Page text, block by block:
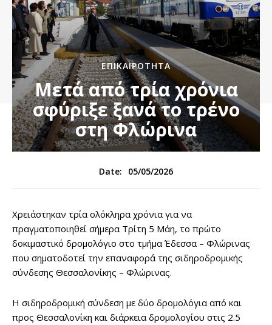
ΕΠΙΚΑΙΡΌΤΗΤΑ
Μετά από τρία χρόνια
σφύριξε ξανά το τρένο
στη Φλώρινα
Date: 05/05/2026
Χρειάστηκαν τρία ολόκληρα χρόνια για να
πραγματοποιηθεί σήμερα Τρίτη 5 Μάη, το πρώτο
δοκιμαστικό δρομολόγιο στο τμήμα Έδεσσα – Φλώρινας
που σηματοδοτεί την επαναφορά της σιδηροδρομικής
σύνδεσης Θεσσαλονίκης – Φλώρινας.
Η σιδηροδρομική σύνδεση με δύο δρομολόγια από και
προς Θεσσαλονίκη και διάρκεια δρομολογίου στις 2.5